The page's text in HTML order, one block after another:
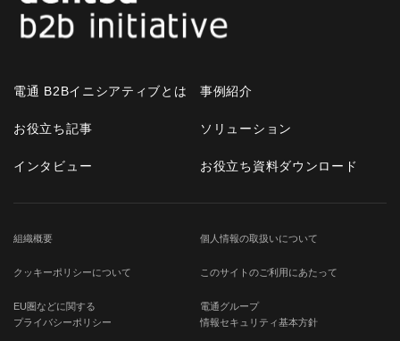
電通 B2Bイニシアティブとは
お役立ち記事
インタビュー
事例紹介
ソリューション
お役立ち資料ダウンロード
組織概要 個人情報の取扱いについて
クッキーポリシーについて このサイトのご利用にあたって
EU圏などに関する
プライバシーポリシー
電通グループ
情報セキュリティ基本方針